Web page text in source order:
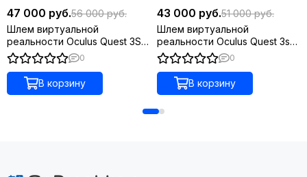
ХРАНИЛИЩЕ
47 000 руб.56 000 руб.
Шлем виртуальной
реальности Oculus Quest 3S
256 ГБ
0
В корзину
43 000 руб.51 000 руб.
Шлем виртуальной
реальности Oculus Quest 3s
128Gb
0
В корзину